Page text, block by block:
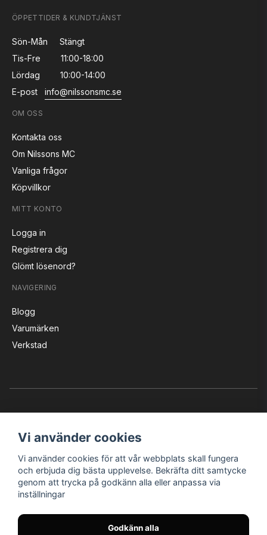
ÖPPETTIDER & KUNDTJÄNST
Sön-Mån
Stängt
Tis-Fre
11:00-18:00
Lördag
10:00-14:00
E-post
info@nilssonsmc.se
OM OSS
Kontakta oss
Om Nilssons MC
Vanliga frågor
Köpvillkor
MITT KONTO
Logga in
Registrera dig
Glömt lösenord?
NAVIGERING
Blogg
Varumärken
Verkstad
© Nilssons MC - Allt för dig & din MC
Instagram Facebook YouTube
Vi använder cookies
Vi använder cookies för att vår webbplats skall fungera
och erbjuda dig bästa upplevelse. Bekräfta ditt samtycke
genom att trycka på godkänn alla eller anpassa via
inställningar
Godkänn alla